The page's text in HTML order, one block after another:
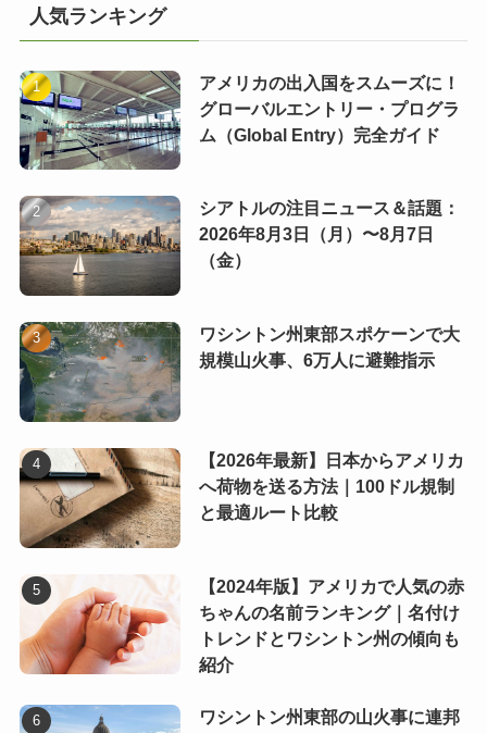
人気ランキング
アメリカの出入国をスムーズに！
グローバルエントリー・プログラ
ム（Global Entry）完全ガイド
シアトルの注目ニュース＆話題：
2026年8月3日（月）〜8月7日
（金）
ワシントン州東部スポケーンで大
規模山火事、6万人に避難指示
【2026年最新】日本からアメリカ
へ荷物を送る方法｜100ドル規制
と最適ルート比較
【2024年版】アメリカで人気の赤
ちゃんの名前ランキング｜名付け
トレンドとワシントン州の傾向も
紹介
ワシントン州東部の山火事に連邦